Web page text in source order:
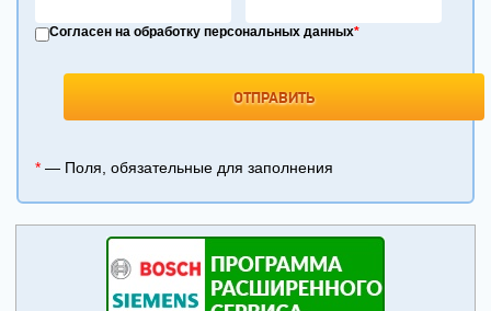
Согласен на обработку персональных данных*
* — Поля, обязательные для заполнения